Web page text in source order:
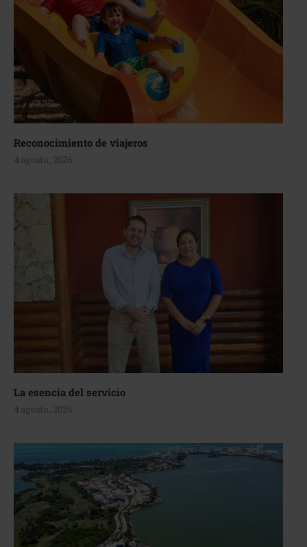
Reconocimiento de viajeros
4 agosto, 2026
La esencia del servicio
4 agosto, 2026